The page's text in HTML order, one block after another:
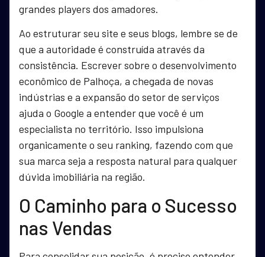
grandes players dos amadores.
Ao estruturar seu site e seus blogs, lembre se de
que a autoridade é construída através da
consistência. Escrever sobre o desenvolvimento
econômico de Palhoça, a chegada de novas
indústrias e a expansão do setor de serviços
ajuda o Google a entender que você é um
especialista no território. Isso impulsiona
organicamente o seu ranking, fazendo com que
sua marca seja a resposta natural para qualquer
dúvida imobiliária na região.
O Caminho para o Sucesso
nas Vendas